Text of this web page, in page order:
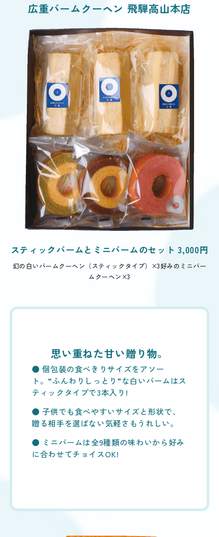
広重バームクーヘン 飛騨高山本店
スティックバームとミニバームのセット 3,000円
幻の白いバームクーヘン（スティックタイプ）×3好みのミニバー
ムクーヘン×3
思い重ねた甘い贈り物。
● 個包装の食べきりサイズをアソー
ト。“ふんわりしっとり”な白いバームはス
ティックタイプで3本入り!
● 子供でも食べやすいサイズと形状で、
贈る相手を選ばない気軽さもうれしい。
● ミニバームは全9種類の味わいから好み
に合わせてチョイスOK!